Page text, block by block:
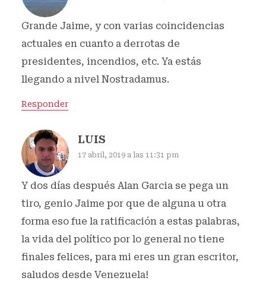
Grande Jaime, y con varias coincidencias
actuales en cuanto a derrotas de
presidentes, incendios, etc. Ya estás
llegando a nivel Nostradamus.
Responder
LUIS
17 abril, 2019 a las 11:31 pm
Y dos días después Alan Garcia se pega un
tiro, genio Jaime por que de alguna u otra
forma eso fue la ratificación a estas palabras,
la vida del político por lo general no tiene
finales felices, para mi eres un gran escritor,
saludos desde Venezuela!